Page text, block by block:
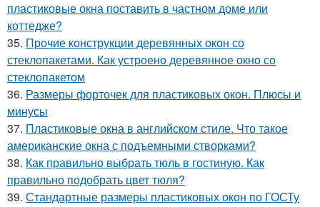
пластиковые окна поставить в частном доме или
коттедже?
35. Прочие конструкции деревянных окон со
стеклопакетами. Как устроено деревянное окно со
стеклопакетом
36. Размеры форточек для пластиковых окон. Плюсы и
минусы
37. Пластиковые окна в английском стиле. Что такое
американские окна с подъемными створками?
38. Как правильно выбрать тюль в гостиную. Как
правильно подобрать цвет тюля?
39. Стандартные размеры пластиковых окон по ГОСТу